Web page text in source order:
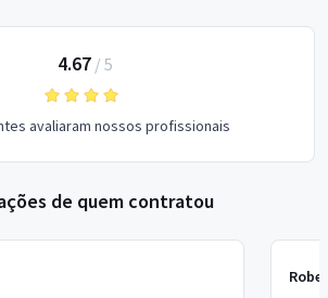
4.67/ 5
avaliaram nossos profissionais
de quem contratou